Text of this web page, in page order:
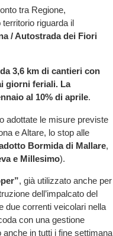
tra Regione,
riguarda il
/ Autostrada dei Fiori
3,6 km di cantieri con
giorni feriali. La
al 10% di aprile.
adottate le misure previste
e Altare, lo stop alle
Bormida di Mallare,
e Millesimo).
, già utilizzato anche per
dell’impalcato del
due correnti veicolari nella
con una gestione
in tutti i fine settimana